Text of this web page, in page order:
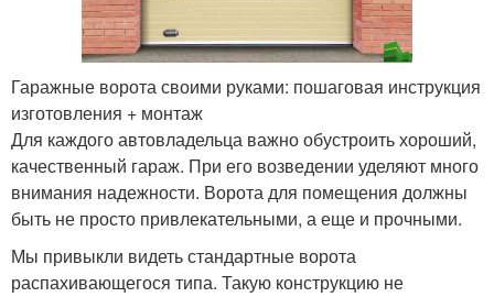
Гаражные ворота своими руками: пошаговая инструкция
изготовления + монтаж
Для каждого автовладельца важно обустроить хороший,
качественный гараж. При его возведении уделяют много
внимания надежности. Ворота для помещения должны
быть не просто привлекательными, а еще и прочными.
Мы привыкли видеть стандартные ворота
распахивающегося типа. Такую конструкцию не